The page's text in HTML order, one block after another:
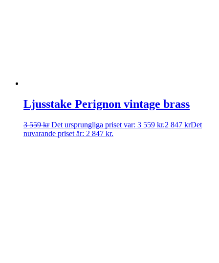
Ljusstake Perignon vintage brass
3 559kr Det ursprungliga priset var: 3 559 kr.2 847 krDet
nuvarande priset är: 2 847 kr.